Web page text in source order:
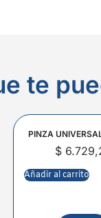
te
PINZA
$
Añadir al carrito